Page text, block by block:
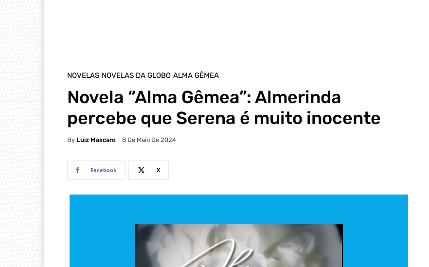
NOVELAS NOVELAS DA GLOBO ALMA GÊMEA
Novela “Alma Gêmea”: Almerinda
percebe que Serena é muito inocente
By Luiz Mascaro 8 De Maio De 2024
Facebook X